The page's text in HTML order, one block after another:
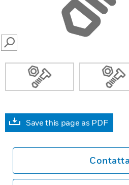
SEARCH
Save this page as PDF